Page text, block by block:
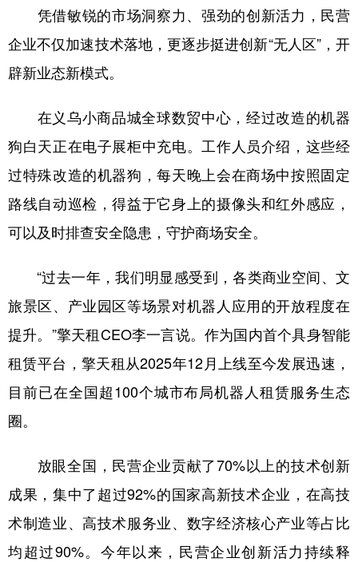
凭借敏锐的市场洞察力、强劲的创新活力，民营
企业不仅加速技术落地，更逐步挺进创新“无人区”，开
辟新业态新模式。
在义乌小商品城全球数贸中心，经过改造的机器
狗白天正在电子展柜中充电。工作人员介绍，这些经
过特殊改造的机器狗，每天晚上会在商场中按照固定
路线自动巡检，得益于它身上的摄像头和红外感应，
可以及时排查安全隐患，守护商场安全。
“过去一年，我们明显感受到，各类商业空间、文
旅景区、产业园区等场景对机器人应用的开放程度在
提升。”擎天租CEO李一言说。作为国内首个具身智能
租赁平台，擎天租从2025年12月上线至今发展迅速，
目前已在全国超100个城市布局机器人租赁服务生态
圈。
放眼全国，民营企业贡献了70%以上的技术创新
成果，集中了超过92%的国家高新技术企业，在高技
术制造业、高技术服务业、数字经济核心产业等占比
均超过90%。今年以来，民营企业创新活力持续释